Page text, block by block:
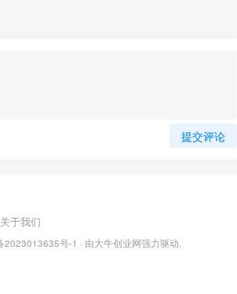
提交评论
关于我们
2023013635号-1 · 由大牛创业网强力驱动.